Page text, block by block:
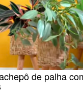
de palha